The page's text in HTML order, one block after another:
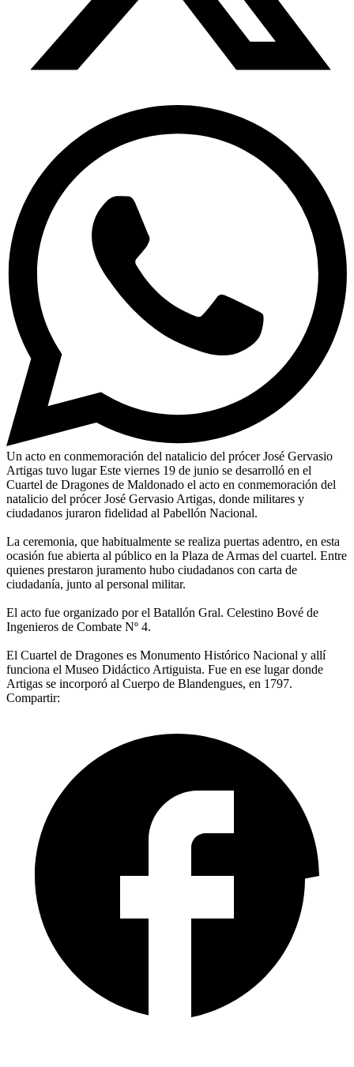
Un acto en conmemoración del natalicio del prócer José Gervasio
Artigas tuvo lugar Este viernes 19 de junio se desarrolló en el
Cuartel de Dragones de Maldonado el acto en conmemoración del
natalicio del prócer José Gervasio Artigas, donde militares y
ciudadanos juraron fidelidad al Pabellón Nacional.
La ceremonia, que habitualmente se realiza puertas adentro, en esta
ocasión fue abierta al público en la Plaza de Armas del cuartel. Entre
quienes prestaron juramento hubo ciudadanos con carta de
ciudadanía, junto al personal militar.
El acto fue organizado por el Batallón Gral. Celestino Bové de
Ingenieros de Combate Nº 4.
El Cuartel de Dragones es Monumento Histórico Nacional y allí
funciona el Museo Didáctico Artiguista. Fue en ese lugar donde
Artigas se incorporó al Cuerpo de Blandengues, en 1797.
Compartir: